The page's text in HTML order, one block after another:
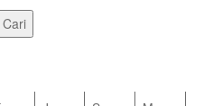
Cari